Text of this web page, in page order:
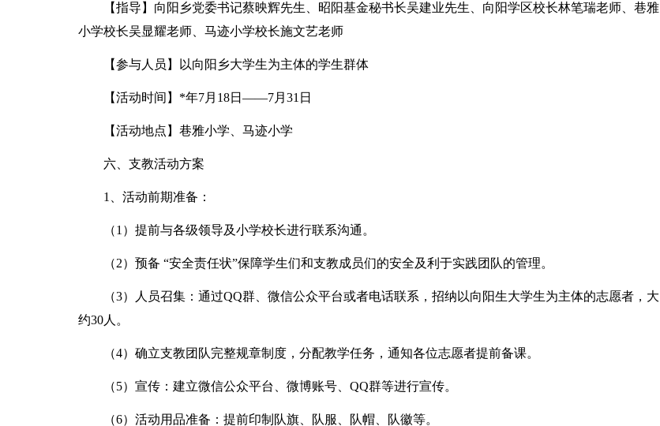
【指导】向阳乡党委书记蔡映辉先生、昭阳基金秘书长吴建业先生、向阳学区校长林笔瑞老师、巷雅
小学校长吴显耀老师、马迹小学校长施文艺老师
【参与人员】以向阳乡大学生为主体的学生群体
【活动时间】*年7月18日——7月31日
【活动地点】巷雅小学、马迹小学
六、支教活动方案
1、活动前期准备：
（1）提前与各级领导及小学校长进行联系沟通。
（2）预备 “安全责任状”保障学生们和支教成员们的安全及利于实践团队的管理。
（3）人员召集：通过QQ群、微信公众平台或者电话联系，招纳以向阳生大学生为主体的志愿者，大
约30人。
（4）确立支教团队完整规章制度，分配教学任务，通知各位志愿者提前备课。
（5）宣传：建立微信公众平台、微博账号、QQ群等进行宣传。
（6）活动用品准备：提前印制队旗、队服、队帽、队徽等。